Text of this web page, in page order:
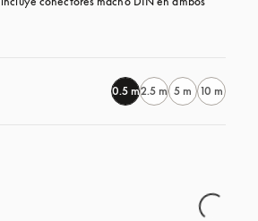
0.5 m2.5 m 5 m 10 m